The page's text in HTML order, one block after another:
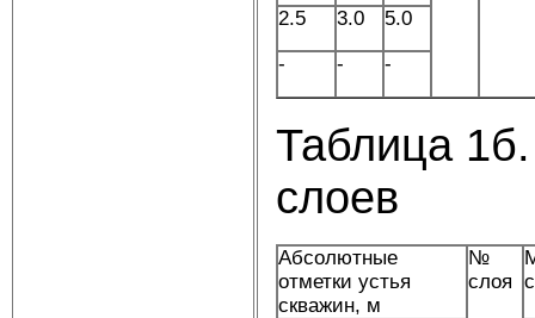
2.5 3.0
5.0
-
- -
Таблица
слоев
Абсолютные
отметки устья
скважин, м
№
слоя